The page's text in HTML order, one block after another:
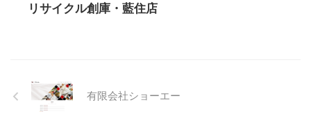
リサイクル創庫・藍住店
有限会社ショーエー